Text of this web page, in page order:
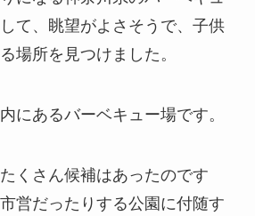
て、眺望がよさそうで、子供
場所を見つけました。
にあるバーベキュー場です。
くさん候補はあったのです
営だったりする公園に付随す